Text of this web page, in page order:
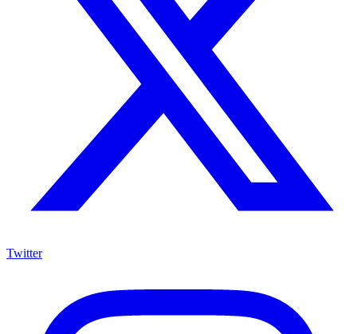
Twitter